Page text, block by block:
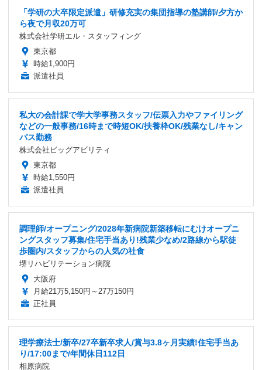
「学研の大卒限定派遣」研修充実の集団指導の塾講師/夕方か
ら夜で月収20万可
株式会社学研エル・スタッフィング
東京都
時給1,900円
派遣社員
私大の会計課で学大学事務スタッフ/伝票入力やファイリング
などの一般事務/16時まで時短OK/扶養枠OK/残業なし/キャン
パス勤務
株式会社ビッグアビリティ
東京都
時給1,550円
派遣社員
調理師/オープニング/2028年新病院新築移転にむけオープニ
ングスタッフ募集/住宅手当あり!残業少なめ/2路線から駅徒
歩圏内/スタッフからの人気の社食
堺リハビリテーション病院
大阪府
月給21万5,150円～27万150円
正社員
理学療法士/新卒/27卒新卒求人/賞与3.8ヶ月実績!住宅手当あ
り/17:00まで/年間休日112日
相原病院